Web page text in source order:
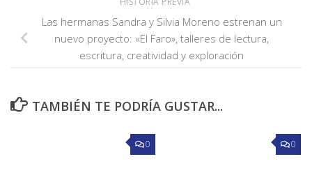
Las hermanas Sandra y Silvia Moreno estrenan un
nuevo proyecto: «El Faro», talleres de lectura,
escritura, creatividad y exploración
TAMBIÉN TE PODRÍA GUSTAR...
0 0